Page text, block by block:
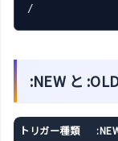
:NEW と
トリガー種類